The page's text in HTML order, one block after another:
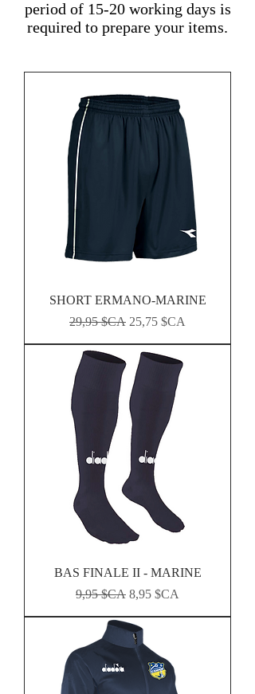
period of 15-20 working days is
required to prepare your items.
SHORT ERMANO-MARINE
Prix original
29,95 $CA Prix promotionnel
25,75 $CA
BAS FINALE II - MARINE
Prix original
9,95 $CA Prix promotionnel
8,95 $CA